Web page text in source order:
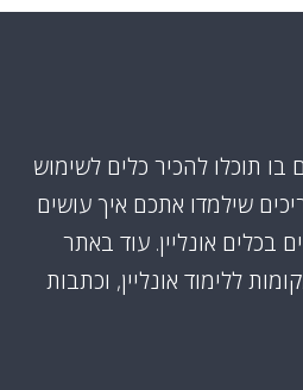
בו תוכלו להכיר כלים לשימוש
שילמדו אתכם איך עושים
בכלים אונליין. עוד באתר
ללימוד אונליין, וכתבות